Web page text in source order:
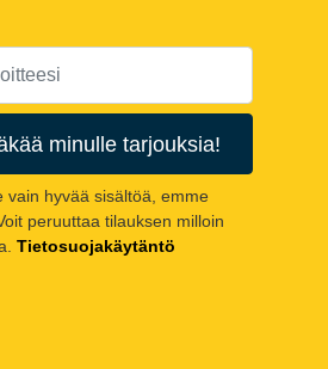
minulle tarjouksia!
vain hyvää sisältöä, emme
peruuttaa tilauksen milloin
Tietosuojakäytäntö